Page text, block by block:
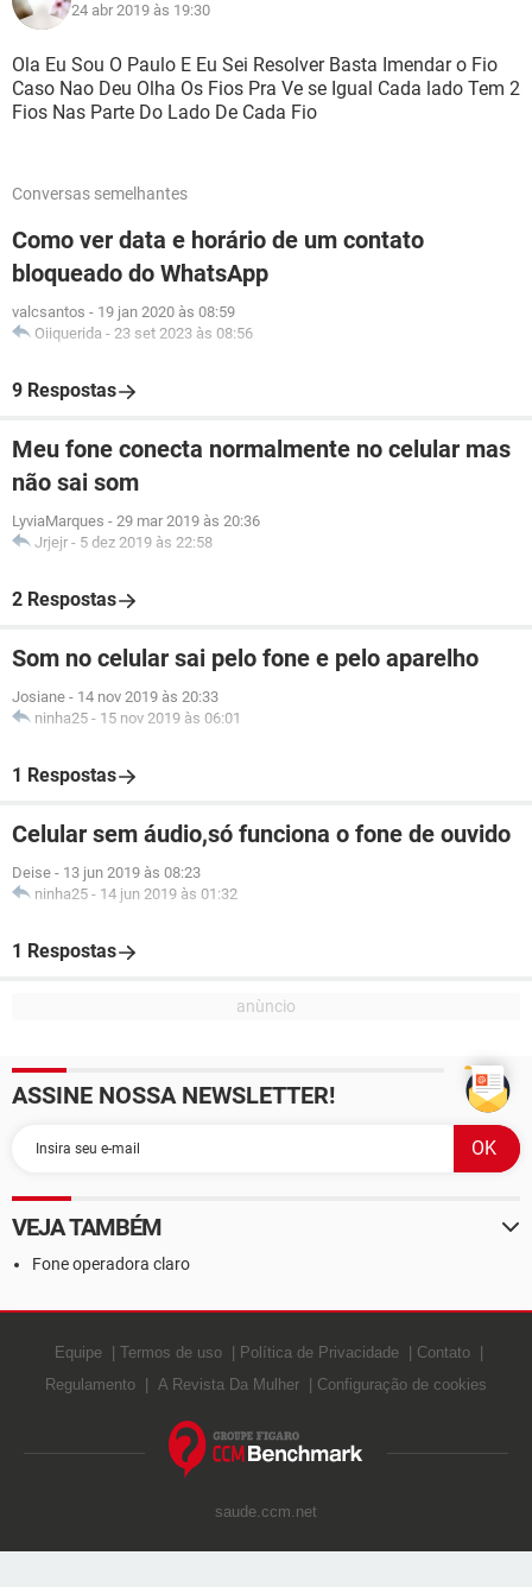
24 abr 2019 às 19:30
Ola Eu Sou O Paulo E Eu Sei Resolver Basta Imendar o Fio
Caso Nao Deu Olha Os Fios Pra Ve se Igual Cada lado Tem 2
Fios Nas Parte Do Lado De Cada Fio
Conversas semelhantes
Como ver data e horário de um contato
bloqueado do WhatsApp
valcsantos - 19 jan 2020 às 08:59
Oiiquerida - 23 set 2023 às 08:56
9 Respostas
Meu fone conecta normalmente no celular mas
não sai som
LyviaMarques - 29 mar 2019 às 20:36
Jrjejr - 5 dez 2019 às 22:58
2 Respostas
Som no celular sai pelo fone e pelo aparelho
Josiane - 14 nov 2019 às 20:33
ninha25 - 15 nov 2019 às 06:01
1 Respostas
Celular sem áudio,só funciona o fone de ouvido
Deise - 13 jun 2019 às 08:23
ninha25 - 14 jun 2019 às 01:32
1 Respostas
ASSINE NOSSA NEWSLETTER!
VEJA TAMBÉM
Fone operadora claro
Equipe Termos de uso Política de Privacidade
Contato
Regulamento
A Revista Da Mulher Configuração de cookies
saude.ccm.net